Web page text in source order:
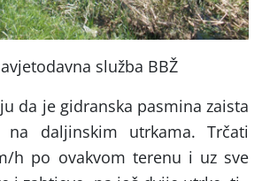
služba BBŽ
da je gidranska pasmina zaista
na daljinskim utrkama. Trčati
h po ovakvom terenu i uz sve